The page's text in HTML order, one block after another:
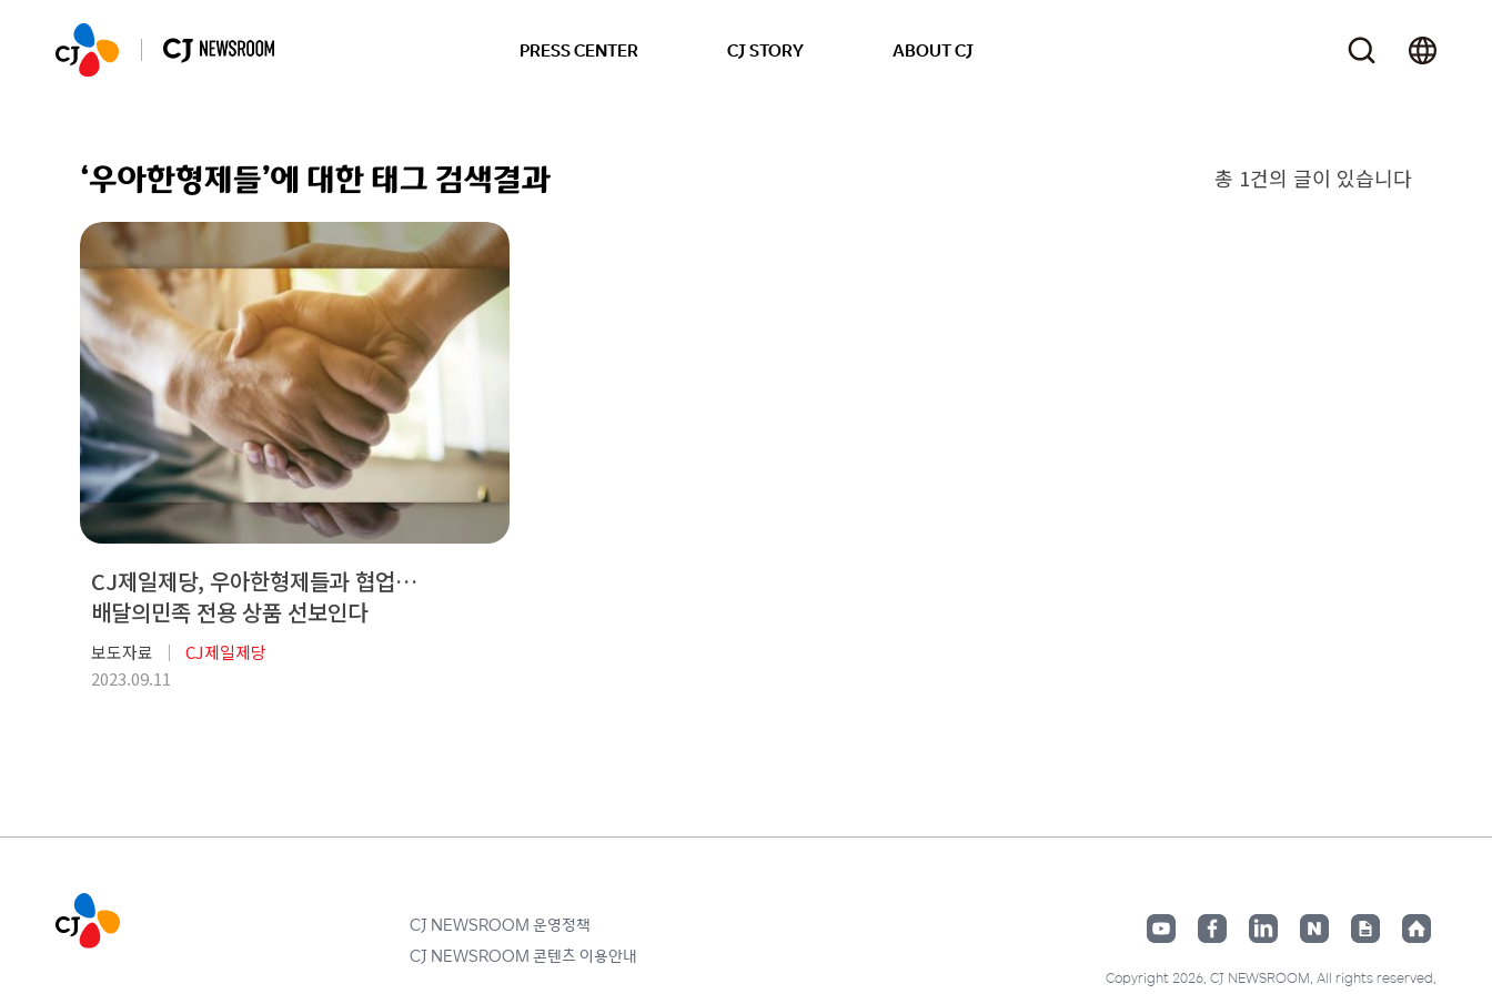
PRESS CENTER CJ STORY ABOUT CJ
‘우아한형제들’에 대한 태그 검색결과 총 1건의 글이 있습니다
CJ제일제당, 우아한형제들과 협업…
배달의민족 전용 상품 선보인다
보도자료
CJ제일제당
2023.09.11
CJ NEWSROOM 운영정책
CJ NEWSROOM 콘텐츠 이용안내
Copyright 2026. CJ NEWSROOM. All rights reserved.